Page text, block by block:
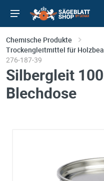
Chemische Produkte
Trockengleitmittel für
276-187-39
Silbergleit
Blechdose